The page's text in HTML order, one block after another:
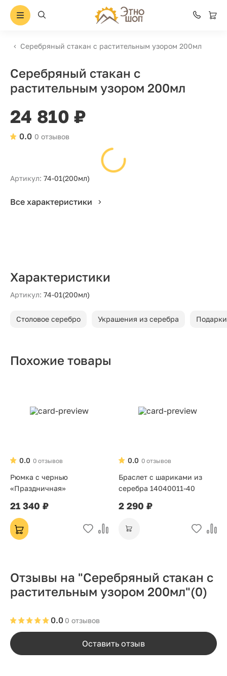
Серебряный стакан с растительным узором 200мл
Серебряный стакан с
растительным узором 200мл
24 810 ₽
0 отзывов
0.0
Артикул: 74-01(200мл)
Все характеристики
Характеристики
Артикул: 74-01(200мл)
Столовое серебро Украшения из серебра
Похожие товары
0 отзывов
0.0
Рюмка с чернью
«Праздничная»
21 340 ₽
0 отзывов
0.0
Браслет с шариками из
серебра 14040011-40
2 290 ₽
Отзывы на "Серебряный стакан с
растительным узором 200мл"(0)
0 отзывов
0.0
Оставить отзыв